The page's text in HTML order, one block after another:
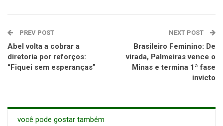
PREV POST
Abel volta a cobrar a
diretoria por reforços:
“Fiquei sem esperanças”
NEXT POST
Brasileiro Feminino: De
virada, Palmeiras vence o
Minas e termina 1ª fase
invicto
você pode gostar também